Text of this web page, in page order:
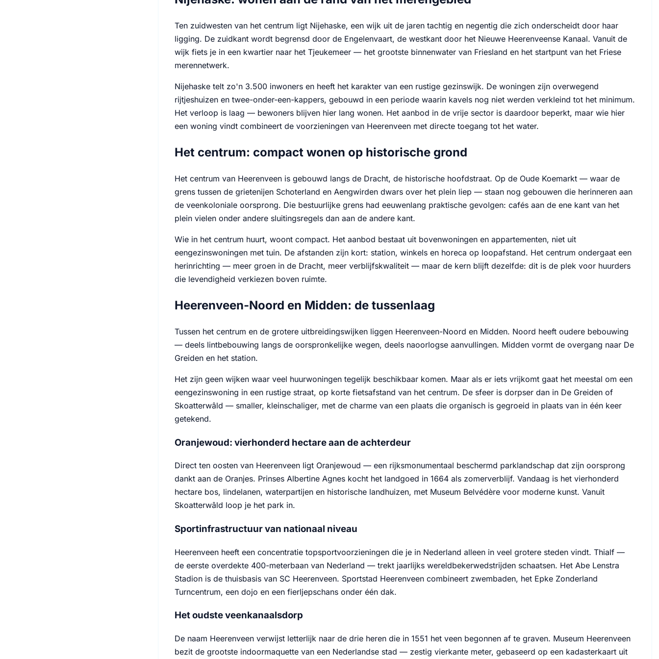
Ten zuidwesten van het centrum ligt Nijehaske, een wijk uit de jaren tachtig en negentig die zich onderscheidt door haar
ligging. De zuidkant wordt begrensd door de Engelenvaart, de westkant door het Nieuwe Heerenveense Kanaal. Vanuit de
wijk fiets je in een kwartier naar het Tjeukemeer — het grootste binnenwater van Friesland en het startpunt van het Friese
merennetwerk.
Nijehaske telt zo'n 3.500 inwoners en heeft het karakter van een rustige gezinswijk. De woningen zijn overwegend
rijtjeshuizen en twee-onder-een-kappers, gebouwd in een periode waarin kavels nog niet werden verkleind tot het minimum.
Het verloop is laag — bewoners blijven hier lang wonen. Het aanbod in de vrije sector is daardoor beperkt, maar wie hier
een woning vindt combineert de voorzieningen van Heerenveen met directe toegang tot het water.
Het centrum: compact wonen op historische grond
Het centrum van Heerenveen is gebouwd langs de Dracht, de historische hoofdstraat. Op de Oude Koemarkt — waar de
grens tussen de grietenijen Schoterland en Aengwirden dwars over het plein liep — staan nog gebouwen die herinneren aan
de veenkoloniale oorsprong. Die bestuurlijke grens had eeuwenlang praktische gevolgen: cafés aan de ene kant van het
plein vielen onder andere sluitingsregels dan aan de andere kant.
Wie in het centrum huurt, woont compact. Het aanbod bestaat uit bovenwoningen en appartementen, niet uit
eengezinswoningen met tuin. De afstanden zijn kort: station, winkels en horeca op loopafstand. Het centrum ondergaat een
herinrichting — meer groen in de Dracht, meer verblijfskwaliteit — maar de kern blijft dezelfde: dit is de plek voor huurders
die levendigheid verkiezen boven ruimte.
Heerenveen-Noord en Midden: de tussenlaag
Tussen het centrum en de grotere uitbreidingswijken liggen Heerenveen-Noord en Midden. Noord heeft oudere bebouwing
— deels lintbebouwing langs de oorspronkelijke wegen, deels naoorlogse aanvullingen. Midden vormt de overgang naar De
Greiden en het station.
Het zijn geen wijken waar veel huurwoningen tegelijk beschikbaar komen. Maar als er iets vrijkomt gaat het meestal om een
eengezinswoning in een rustige straat, op korte fietsafstand van het centrum. De sfeer is dorpser dan in De Greiden of
Skoatterwâld — smaller, kleinschaliger, met de charme van een plaats die organisch is gegroeid in plaats van in één keer
getekend.
Oranjewoud: vierhonderd hectare aan de achterdeur
Direct ten oosten van Heerenveen ligt Oranjewoud — een rijksmonumentaal beschermd parklandschap dat zijn oorsprong
dankt aan de Oranjes. Prinses Albertine Agnes kocht het landgoed in 1664 als zomerverblijf. Vandaag is het vierhonderd
hectare bos, lindelanen, waterpartijen en historische landhuizen, met Museum Belvédère voor moderne kunst. Vanuit
Skoatterwâld loop je het park in.
Sportinfrastructuur van nationaal niveau
Heerenveen heeft een concentratie topsportvoorzieningen die je in Nederland alleen in veel grotere steden vindt. Thialf —
de eerste overdekte 400-meterbaan van Nederland — trekt jaarlijks wereldbekerwedstrijden schaatsen. Het Abe Lenstra
Stadion is de thuisbasis van SC Heerenveen. Sportstad Heerenveen combineert zwembaden, het Epke Zonderland
Turncentrum, een dojo en een fierljepschans onder één dak.
Het oudste veenkanaalsdorp
De naam Heerenveen verwijst letterlijk naar de drie heren die in 1551 het veen begonnen af te graven. Museum Heerenveen
bezit de grootste indoormaquette van een Nederlandse stad — zestig vierkante meter, gebaseerd op een kadasterkaart uit